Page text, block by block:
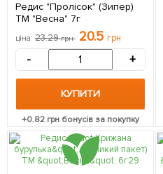
Редис "Пролісок" (Зипер)
ТМ "Весна" 7г
ціна 23.29грн 20.5 грн
- +
КУПИТИ
+0.82 грн бонусів за покупку